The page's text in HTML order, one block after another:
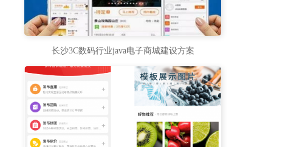
长沙3C数码行业java电子商城建设方案